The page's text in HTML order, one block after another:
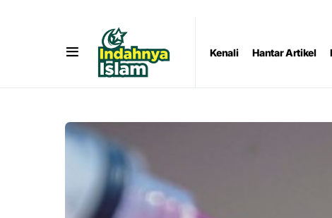
Kenali Hantar Artikel